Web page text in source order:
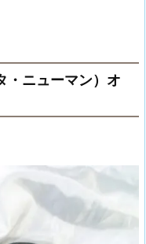
・ニューマン）オ